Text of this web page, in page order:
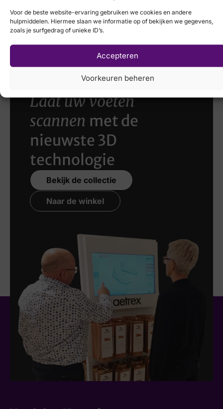
Voor de beste website-ervaring gebruiken we cookies en andere
hulpmiddelen. Hiermee slaan we informatie op of bekijken we gegevens,
zoals je surfgedrag of unieke ID’s.
Accepteren
Voorkeuren beheren
Mephisto
219,95
Xsensible
Laat uw voeten
scannen met de
nieuwste 3D
technologie
Bekijk de collectie
Naar de winkel